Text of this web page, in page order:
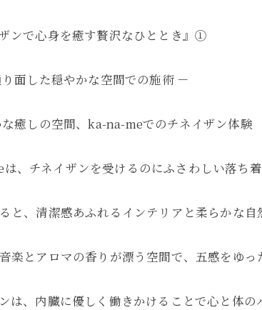
ザンで心身を癒す贅沢なひととき』①
面した穏やかな空間での施術 －
癒しの空間、ka-na-meでのチネイザン体験
、チネイザンを受けるのにふさわしい落ち
と、清潔感あふれるインテリアと柔らかな自
楽とアロマの香りが漂う空間で、五感をゆ
は、内臓に優しく働きかけることで心と体の